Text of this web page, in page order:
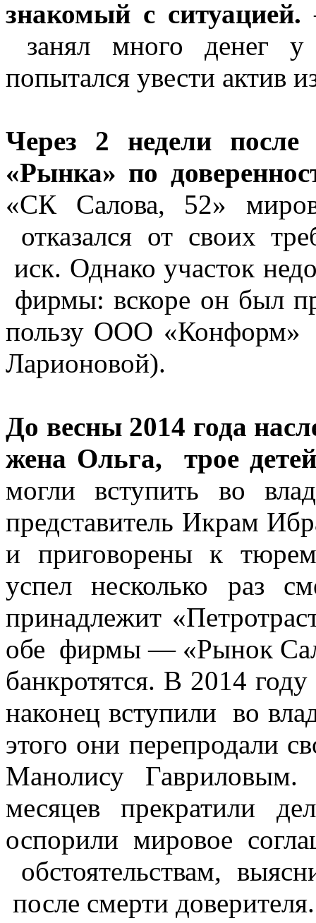
знакомый с ситуацией.
занял много денег
попытался увести актив
Через 2 недели после
«Рынка» по
«СК Салова, 52»
отказался от своих
иск. Однако участок
фирмы: вскоре он был
пользу ООО «Конформ»
Ларионовой).
До весны 2014 года
жена Ольга, трое
могли вступить во
представитель Икрам
и приговорены к
успел несколько раз
принадлежит
обе фирмы — «Рынок
банкротятся. В 2014
наконец вступили во
этого они перепродали
Манолису
месяцев прекратили
оспорили мировое
обстоятельствам,
после смерти доверителя.